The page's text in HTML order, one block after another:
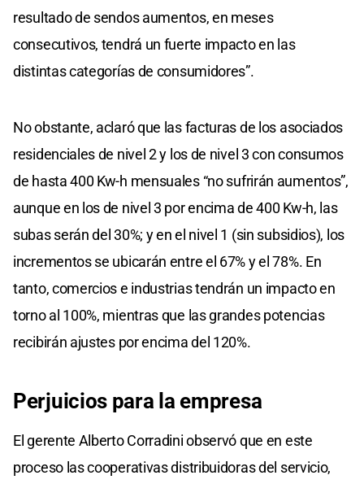
resultado de sendos aumentos, en meses
consecutivos, tendrá un fuerte impacto en las
distintas categorías de consumidores”.
No obstante, aclaró que las facturas de los asociados
residenciales de nivel 2 y los de nivel 3 con consumos
de hasta 400 Kw-h mensuales “no sufrirán aumentos”,
aunque en los de nivel 3 por encima de 400 Kw-h, las
subas serán del 30%; y en el nivel 1 (sin subsidios), los
incrementos se ubicarán entre el 67% y el 78%. En
tanto, comercios e industrias tendrán un impacto en
torno al 100%, mientras que las grandes potencias
recibirán ajustes por encima del 120%.
Perjuicios para la empresa
El gerente Alberto Corradini observó que en este
proceso las cooperativas distribuidoras del servicio,